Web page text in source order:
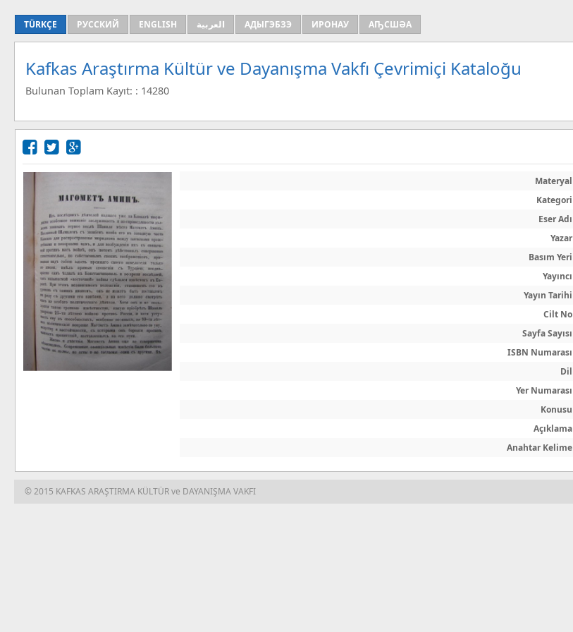
TÜRKÇE РУССКИЙ ENGLISH العربية АДЫГЭБЗЭ ИРОНАУ АҦСШӘА
Kafkas Araştırma Kültür ve Dayanışma Vakfı Çevrimiçi Kataloğu
Bulunan Toplam Kayıt: : 14280
Materyal
Kategori
Eser Adı
Yazar
Basım Yeri
Yayıncı
Yayın Tarihi
Cilt No
Sayfa Sayısı
ISBN Numarası
Dil
Yer Numarası
Konusu
Açıklama
Anahtar Kelime
© 2015 KAFKAS ARAŞTIRMA KÜLTÜR ve DAYANIŞMA VAKFI